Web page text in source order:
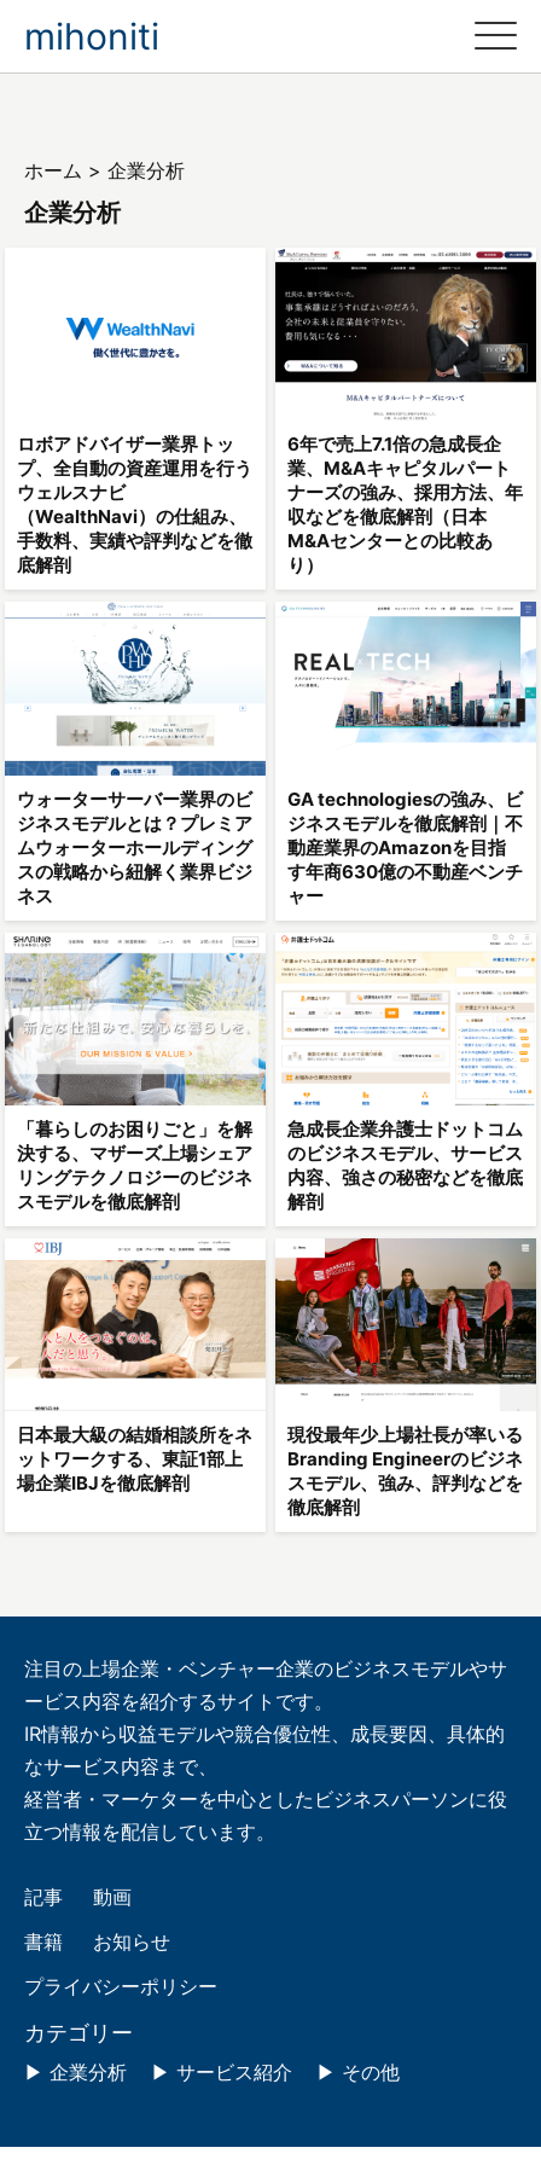
mihoniti
ホーム > 企業分析
企業分析
ロボアドバイザー業界トッ
プ、全自動の資産運用を行う
ウェルスナビ
（WealthNavi）の仕組み、
手数料、実績や評判などを徹
底解剖
6年で売上7.1倍の急成長企
業、M&Aキャピタルパート
ナーズの強み、採用方法、年
収などを徹底解剖（日本
M&Aセンターとの比較あ
り）
ウォーターサーバー業界のビ
ジネスモデルとは？プレミア
ムウォーターホールディング
スの戦略から紐解く業界ビジ
ネス
GA technologiesの強み、ビ
ジネスモデルを徹底解剖｜不
動産業界のAmazonを目指
す年商630億の不動産ベンチ
ャー
「暮らしのお困りごと」を解
決する、マザーズ上場シェア
リングテクノロジーのビジネ
スモデルを徹底解剖
急成長企業弁護士ドットコム
のビジネスモデル、サービス
内容、強さの秘密などを徹底
解剖
日本最大級の結婚相談所をネ
ットワークする、東証1部上
場企業IBJを徹底解剖
現役最年少上場社長が率いる
Branding Engineerのビジネ
スモデル、強み、評判などを
徹底解剖
注目の上場企業・ベンチャー企業のビジネスモデルやサ
ービス内容を紹介するサイトです。
IR情報から収益モデルや競合優位性、成長要因、具体的
なサービス内容まで、
経営者・マーケターを中心としたビジネスパーソンに役
立つ情報を配信しています。
記事
動画
書籍
お知らせ
プライバシーポリシー
カテゴリー
企業分析 サービス紹介 その他